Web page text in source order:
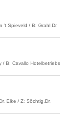
't Spieveld / B: Grahl,Dr.
/ B: Cavallo Hotelbetriebs
Elke / Z: Söchtig,Dr.